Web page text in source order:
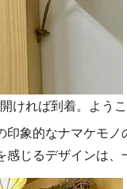
ければ到着。よう
印象的なナマケモ
じるデザインは、